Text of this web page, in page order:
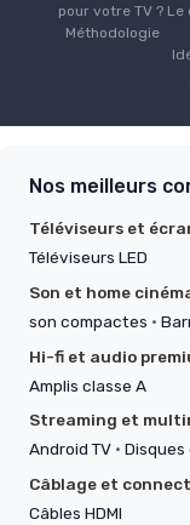
pour votre TV ?
Méthodologie
Nos meilleurs
Téléviseurs et
Téléviseurs LED
Son et home
son compactes ·
Hi-fi et audio
Amplis classe A
Streaming et
Android TV · Disques
Câblage et
Câbles HDMI